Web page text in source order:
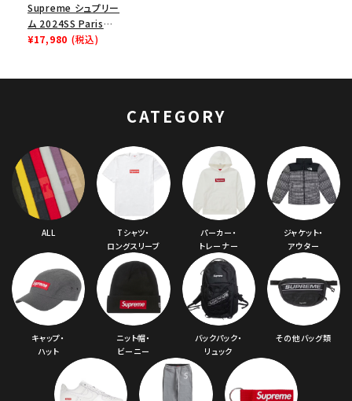
Supreme シュプリー
ム 2024SS Paris
Tee パリTシャツ カ
¥17,980 (税込)
CATEGORY
ALL
Tシャツ・
ロングスリーブ
パーカー・
トレーナー
ジャケット・
アウター
キャップ・
ハット
ニット帽・
ビーニー
バックパック・
リュック
その他バッグ類